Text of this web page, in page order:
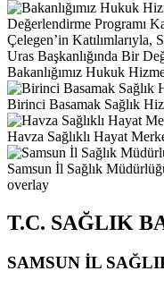
Bakanlığımız Hukuk
Birinci Basamak Sağlık
Havza Sağlıklı Hayat
Samsun İl Sağlık
overlay
T.C. SAĞLIK
SAMSUN İL